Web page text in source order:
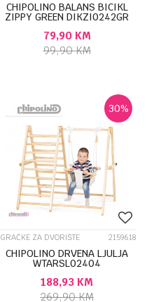
CHIPOLINO BALANS BICIKL
ZIPPY GREEN DIKZI0242GR
79,90 KM
99,90KM
30%
ZA DVORIŠTE 2159618
CHIPOLINO DRVENA LJULJA
WTARSL02404
188,93 KM
269,90KM